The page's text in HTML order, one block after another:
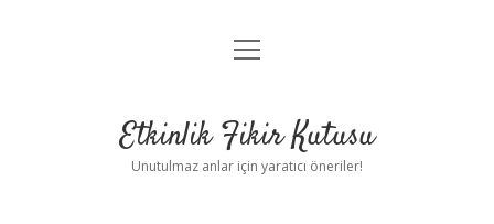
Anasayfa
Yasal Uyarı
menüyü
Etkinlik Fikir Kutusu
Unutulmaz anlar için yaratıcı öneriler!